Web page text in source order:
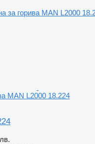
MAN L2000 18.224